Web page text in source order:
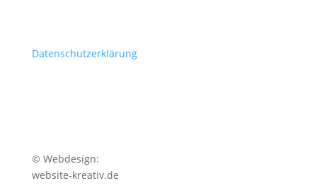
Datenschutzerklärung
© Webdesign:
website-kreativ.de